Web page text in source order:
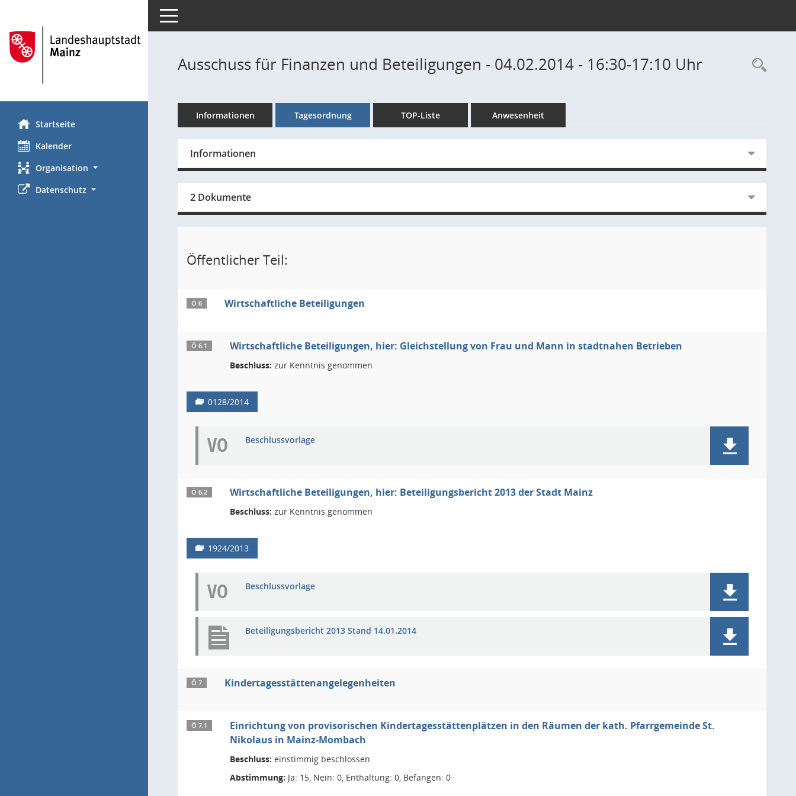
Startseite
Kalender
Organisation
Datenschutz
Toggle navigation
Ausschuss für Finanzen und Beteiligungen - 04.02.2014 - 16:30-17:10 Uhr
Informationen Tagesordnung TOP-Liste Anwesenheit
Informationen
2 Dokumente
Öffentlicher Teil:
Ö 6 Wirtschaftliche Beteiligungen
Ö 6.1 Wirtschaftliche Beteiligungen, hier: Gleichstellung von Frau und Mann in stadtnahen Betrieben
Beschluss: zur Kenntnis genommen
0128/2014
VO Beschlussvorlage
Ö 6.2 Wirtschaftliche Beteiligungen, hier: Beteiligungsbericht 2013 der Stadt Mainz
Beschluss: zur Kenntnis genommen
1924/2013
VO Beschlussvorlage
Beteiligungsbericht 2013 Stand 14.01.2014
Ö 7 Kindertagesstättenangelegenheiten
Ö 7.1
Einrichtung von provisorischen Kindertagesstättenplätzen in den Räumen der kath. Pfarrgemeinde St.
Nikolaus in Mainz-Mombach
Beschluss: einstimmig beschlossen
Abstimmung: Ja: 15, Nein: 0, Enthaltung: 0, Befangen: 0